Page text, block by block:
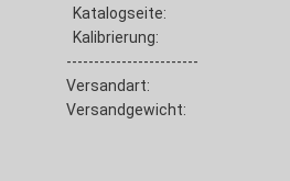
Katalogseite:
Kalibrierung:
------------------------
Versandart:
Versandgewicht: